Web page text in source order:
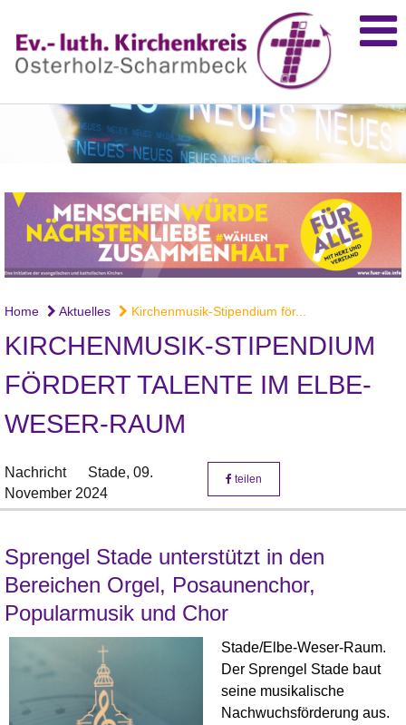
Home Aktuelles Kirchenmusik-Stipendium för...
KIRCHENMUSIK-STIPENDIUM
FÖRDERT TALENTE IM ELBE-
WESER-RAUM
Nachricht Stade, 09.
November 2024
teilen
Sprengel Stade unterstützt in den
Bereichen Orgel, Posaunenchor,
Popularmusik und Chor
Stade/Elbe-Weser-Raum.
Der Sprengel Stade baut
seine musikalische
Nachwuchsförderung aus.